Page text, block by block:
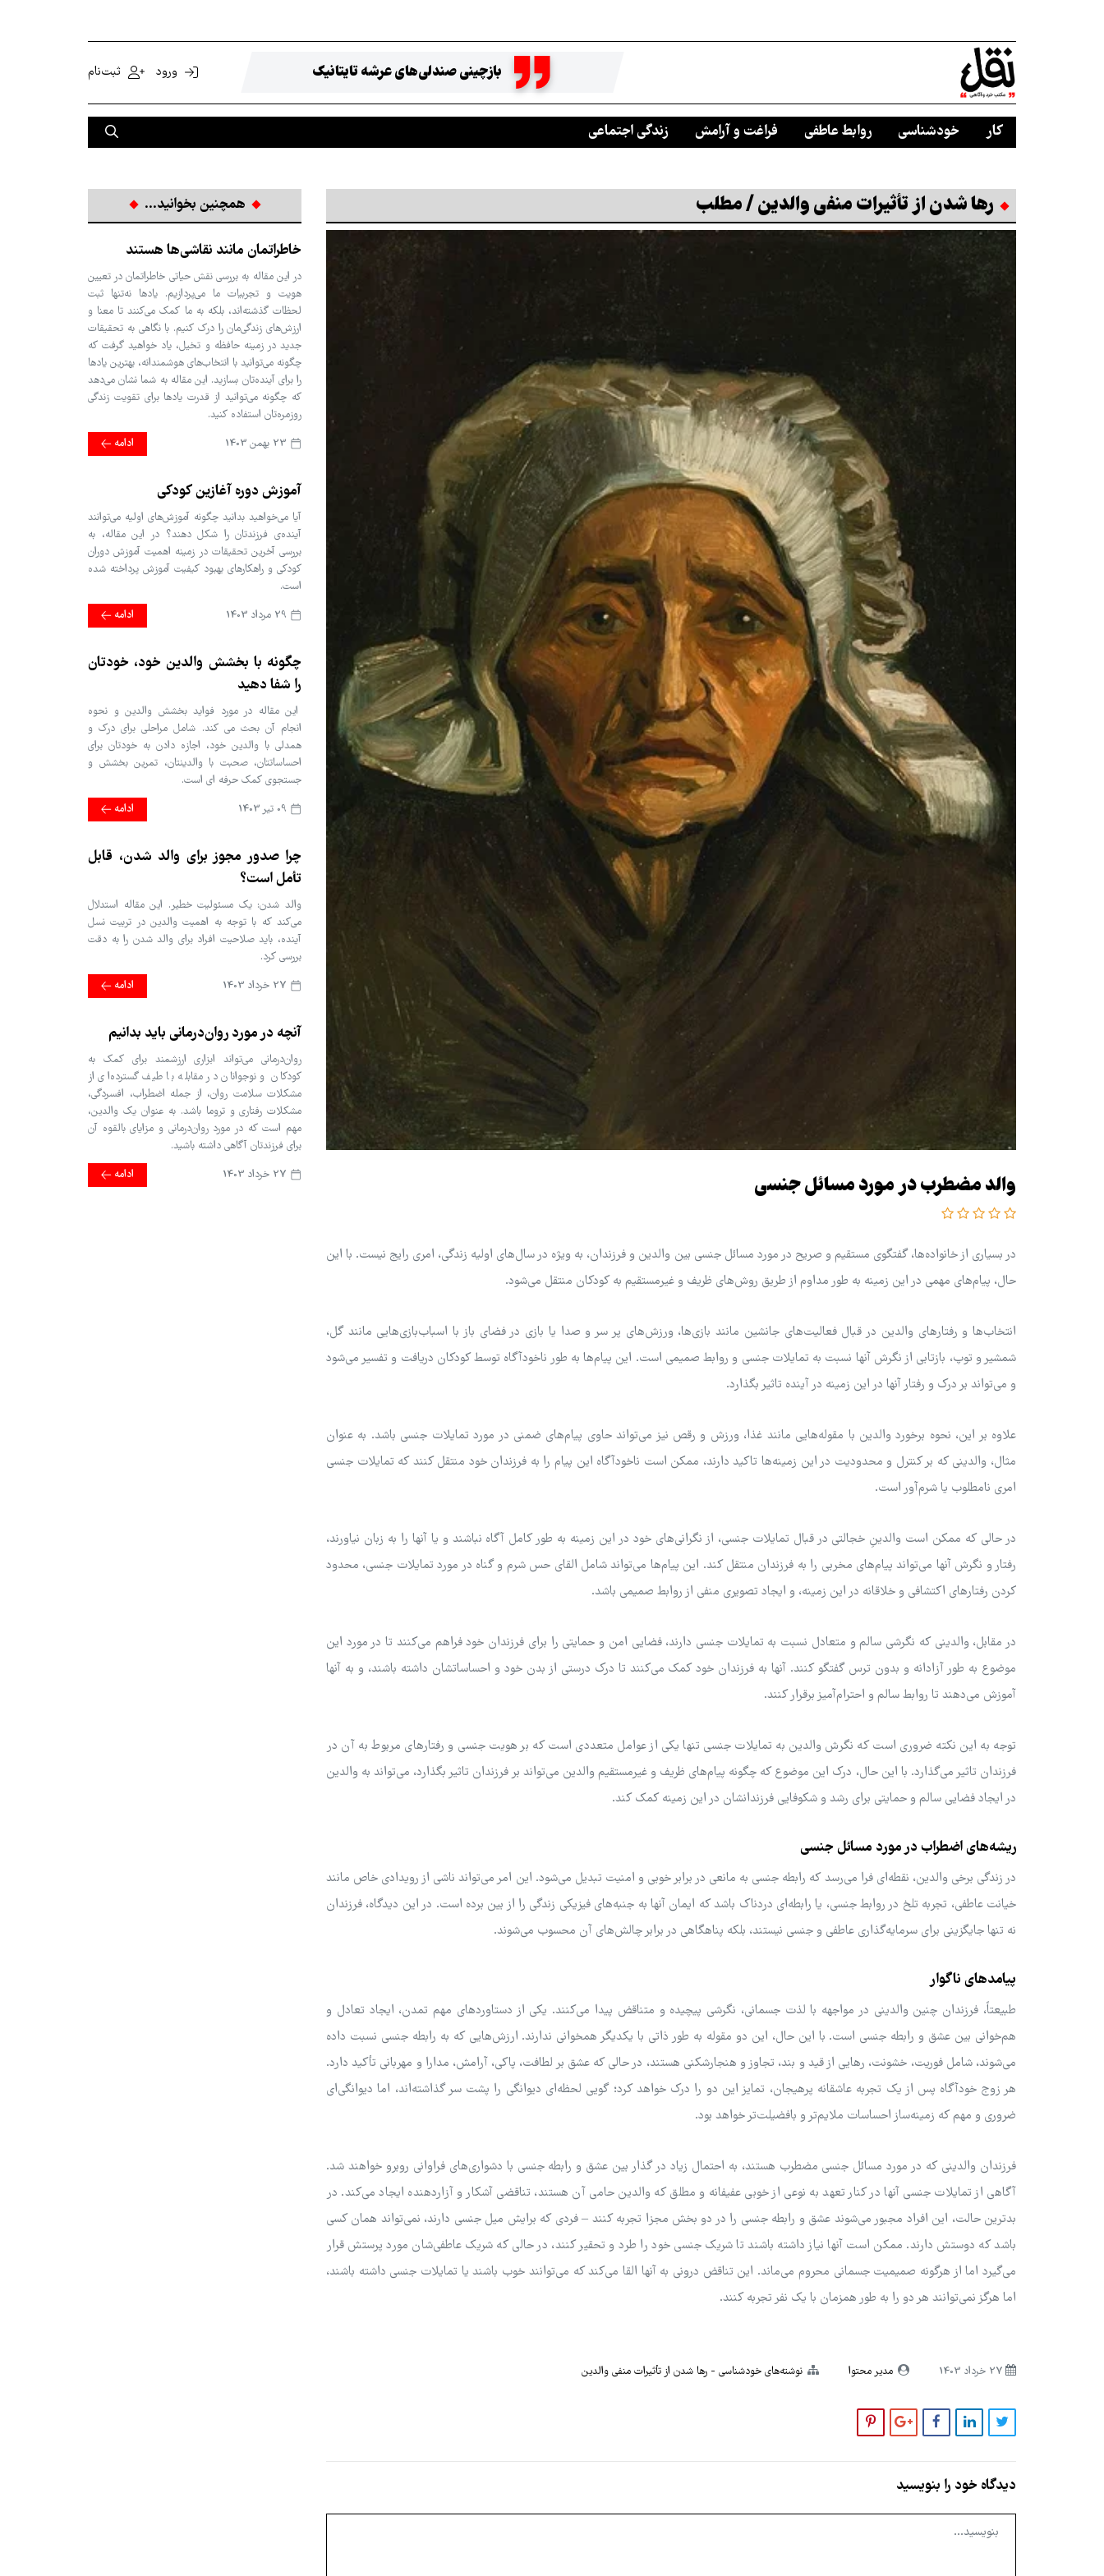
بازچینی صندلی‌های عرشه تایتانیک ورود ثبت‌نام
کار خودشناسی روابط عاطفی فراغت و آرامش زندگی اجتماعی
رها شدن از تأثیرات منفی والدین / مطلب
والد مضطرب در مورد مسائل جنسی
در بسیاری از خانواده‌ها، گفتگوی مستقیم و صریح در مورد مسائل جنسی بین والدین و فرزندان، به ویژه در سال‌های اولیه زندگی، امری رایج نیست. با این
حال، پیام‌های مهمی در این زمینه به طور مداوم از طریق روش‌های ظریف و غیرمستقیم به کودکان منتقل می‌شود.
انتخاب‌ها و رفتارهای والدین در قبال فعالیت‌های جانشین مانند بازی‌ها، ورزش‌های پر سر و صدا یا بازی در فضای باز با اسباب‌بازی‌هایی مانند گل،
شمشیر و توپ، بازتابی از نگرش آنها نسبت به تمایلات جنسی و روابط صمیمی است. این پیام‌ها به طور ناخودآگاه توسط کودکان دریافت و تفسیر می‌شود
و می‌تواند بر درک و رفتار آنها در این زمینه در آینده تاثیر بگذارد.
علاوه بر این، نحوه برخورد والدین با مقوله‌هایی مانند غذا، ورزش و رقص نیز می‌تواند حاوی پیام‌های ضمنی در مورد تمایلات جنسی باشد. به عنوان
مثال، والدینی که بر کنترل و محدودیت در این زمینه‌ها تاکید دارند، ممکن است ناخودآگاه این پیام را به فرزندان خود منتقل کنند که تمایلات جنسی
امری نامطلوب یا شرم‌آور است.
در حالی که ممکن است والدینِ خجالتی در قبال تمایلات جنسی، از نگرانی‌های خود در این زمینه به طور کامل آگاه نباشند و یا آنها را به زبان نیاورند،
رفتار و نگرش آنها می‌تواند پیام‌های مخربی را به فرزندان منتقل کند. این پیام‌ها می‌تواند شامل القای حس شرم و گناه در مورد تمایلات جنسی، محدود
کردن رفتارهای اکتشافی و خلاقانه در این زمینه، و ایجاد تصویری منفی از روابط صمیمی باشد.
در مقابل، والدینی که نگرشی سالم و متعادل نسبت به تمایلات جنسی دارند، فضایی امن و حمایتی را برای فرزندان خود فراهم می‌کنند تا در مورد این
موضوع به طور آزادانه و بدون ترس گفتگو کنند. آنها به فرزندان خود کمک می‌کنند تا درک درستی از بدن خود و احساساتشان داشته باشند، و به آنها
آموزش می‌دهند تا روابط سالم و احترام‌آمیز برقرار کنند.
توجه به این نکته ضروری است که نگرش والدین به تمایلات جنسی تنها یکی از عوامل متعددی است که بر هویت جنسی و رفتارهای مربوط به آن در
فرزندان تاثیر می‌گذارد. با این حال، درک این موضوع که چگونه پیام‌های ظریف و غیرمستقیم والدین می‌تواند بر فرزندان تاثیر بگذارد، می‌تواند به والدین
در ایجاد فضایی سالم و حمایتی برای رشد و شکوفایی فرزندانشان در این زمینه کمک کند.
ریشه‌های اضطراب در مورد مسائل جنسی
در زندگی برخی والدین، نقطه‌ای فرا می‌رسد که رابطه جنسی به مانعی در برابر خوبی و امنیت تبدیل می‌شود. این امر می‌تواند ناشی از رویدادی خاص مانند
خیانت عاطفی، تجربه تلخ در روابط جنسی، یا رابطه‌ای دردناک باشد که ایمان آنها به جنبه‌های فیزیکی زندگی را از بین برده است. در این دیدگاه، فرزندان
نه تنها جایگزینی برای سرمایه‌گذاری عاطفی و جنسی نیستند، بلکه پناهگاهی در برابر چالش‌های آن محسوب می‌شوند.
پیامدهای ناگوار
طبیعتاً، فرزندان چنین والدینی در مواجهه با لذت جسمانی، نگرشی پیچیده و متناقض پیدا می‌کنند. یکی از دستاوردهای مهم تمدن، ایجاد تعادل و
هم‌خوانی بین عشق و رابطه جنسی است. با این حال، این دو مقوله به طور ذاتی با یکدیگر همخوانی ندارند. ارزش‌هایی که به رابطه جنسی نسبت داده
می‌شوند، شامل فوریت، خشونت، رهایی از قید و بند، تجاوز و هنجارشکنى هستند، در حالی که عشق بر لطافت، پاکی، آرامش، مدارا و مهربانی تأکید دارد.
هر زوج خودآگاه پس از یک تجربه عاشقانه پرهیجان، تمایز این دو را درک خواهد کرد؛ گویی لحظه‌ای دیوانگی را پشت سر گذاشته‌اند، اما دیوانگی‌ای
ضروری و مهم که زمینه‌ساز احساسات ملایم‌تر و بافضیلت‌تر خواهد بود.
فرزندان والدینی که در مورد مسائل جنسی مضطرب هستند، به احتمال زیاد در گذار بین عشق و رابطه جنسی با دشواری‌های فراوانی روبرو خواهند شد.
آگاهی از تمایلات جنسی آنها در کنار تعهد به نوعی از خوبی عفیفانه و مطلق که والدین حامی آن هستند، تناقضی آشکار و آزاردهنده ایجاد می‌کند. در
بدترین حالت، این افراد مجبور می‌شوند عشق و رابطه جنسی را در دو بخش مجزا تجربه کنند – فردی که برایش میل جنسی دارند، نمی‌تواند همان کسی
باشد که دوستش دارند. ممکن است آنها نیاز داشته باشند تا شریک جنسی خود را طرد و تحقیر کنند، در حالی که شریک عاطفی‌شان مورد پرستش قرار
می‌گیرد اما از هرگونه صمیمیت جسمانی محروم می‌ماند. این تناقض درونی به آنها القا می‌کند که می‌توانند خوب باشند یا تمایلات جنسی داشته باشند،
اما هرگز نمی‌توانند هر دو را به طور همزمان با یک نفر تجربه کنند.
مدیر محتوا نوشته‌های خودشناسی رها شدن از تأثیرات منفی والدین
دیدگاه خود را بنویسید
همچنین بخوانید...
خاطراتمان مانند نقاشی‌ها هستند
در این مقاله به بررسی نقش حیاتی خاطراتمان در تعیین
هویت و تجربیات ما می‌پردازیم. یادها نه‌تنها ثبت
لحظات گذشته‌اند، بلکه به ما کمک می‌کنند تا معنا و
ارزش‌های زندگی‌مان را درک کنیم. با نگاهی به تحقیقات
جدید در زمینه حافظه و تخیل، یاد خواهید گرفت که
چگونه می‌توانید با انتخاب‌های هوشمندانه، بهترین یادها
را برای آینده‌تان بسازید. این مقاله به شما نشان می‌دهد
که چگونه می‌توانید از قدرت یادها برای تقویت زندگی
روزمره‌تان استفاده کنید.
ادامه
آموزش دوره آغازین کودکی
آیا می‌خواهید بدانید چگونه آموزش‌های اولیه می‌توانند
آینده‌ی فرزندتان را شکل دهند؟ در این مقاله، به
بررسی آخرین تحقیقات در زمینه اهمیت آموزش دوران
کودکی و راهکارهای بهبود کیفیت آموزش پرداخته شده
است.
ادامه
چگونه با بخشش والدین خود، خودتان
را شفا دهید
این مقاله در مورد فواید بخشش والدین و نحوه
انجام آن بحث می کند. شامل مراحلی برای درک و
همدلی با والدین خود، اجازه دادن به خودتان برای
احساساتتان، صحبت با والدینتان، تمرین بخشش و
جستجوی کمک حرفه ای است.
ادامه
چرا صدور مجوز برای والد شدن، قابل
تأمل است؟
والد شدن: یک مسئولیت خطیر. این مقاله استدلال
می‌کند که با توجه به اهمیت والدین در تربیت نسل
آینده، باید صلاحیت افراد برای والد شدن را به دقت
بررسی کرد.
ادامه
آنچه در مورد روان‌درمانی باید بدانیم
روان‌درمانی می‌تواند ابزاری ارزشمند برای کمک به
کودکان و نوجوانان در مقابله با طیف گسترده‌ای از
مشکلات سلامت روان، از جمله اضطراب، افسردگی،
مشکلات رفتاری و تروما باشد. به عنوان یک والدین،
مهم است که در مورد روان‌درمانی و مزایای بالقوه آن
برای فرزندتان آگاهی داشته باشید.
ادامه